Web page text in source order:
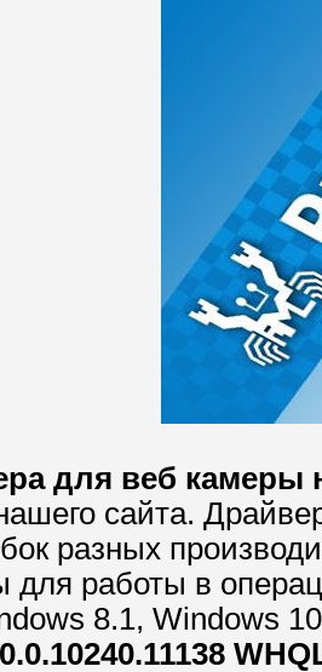
для веб камеры
сайта.
разных
для работы в
8.1, Windows